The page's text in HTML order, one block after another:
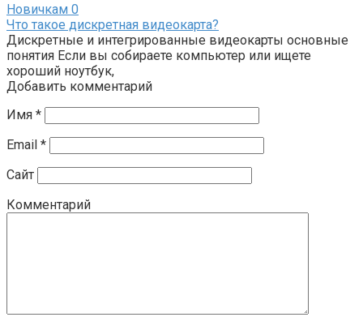
Новичкам 0
Что такое дискретная видеокарта?
Дискретные и интегрированные видеокарты основные
понятия Если вы собираете компьютер или ищете
хороший ноутбук,
Добавить комментарий
Имя *
Email *
Сайт
Комментарий